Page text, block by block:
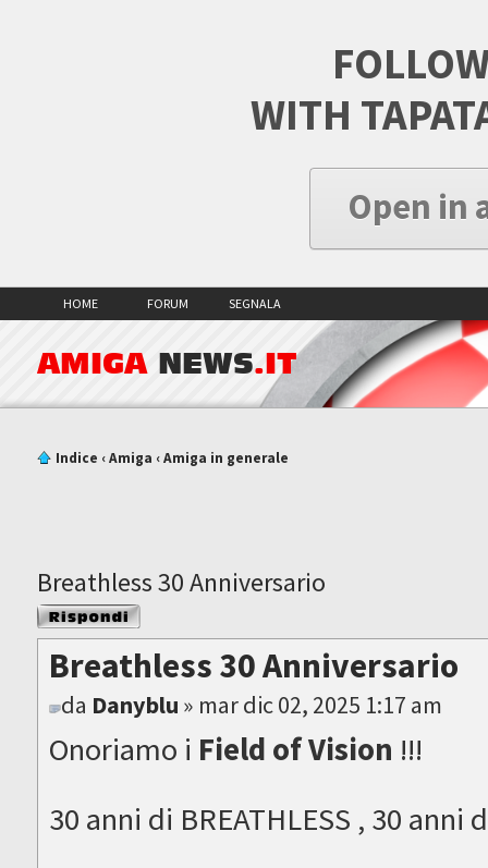
WITH
Open in
HOME FORUM SEGNALA
AMIGA NEWS.IT
Indice ‹Amiga ‹Amiga in generale
Breathless 30 Anniversario
Rispondi al
messaggio
Breathless 30 Anniversario
da Danyblu » mar dic 02, 2025 1:17 am
Onoriamo i Field of Vision !!!
30 anni di BREATHLESS , 30 anni